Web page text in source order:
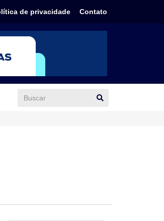
de privacidade Contato